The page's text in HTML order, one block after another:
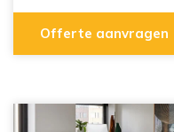
Offerte aanvragen